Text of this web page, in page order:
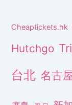
Cheaptickets.hk
Hutchgo
台北 名古